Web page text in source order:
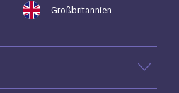
Großbritannien